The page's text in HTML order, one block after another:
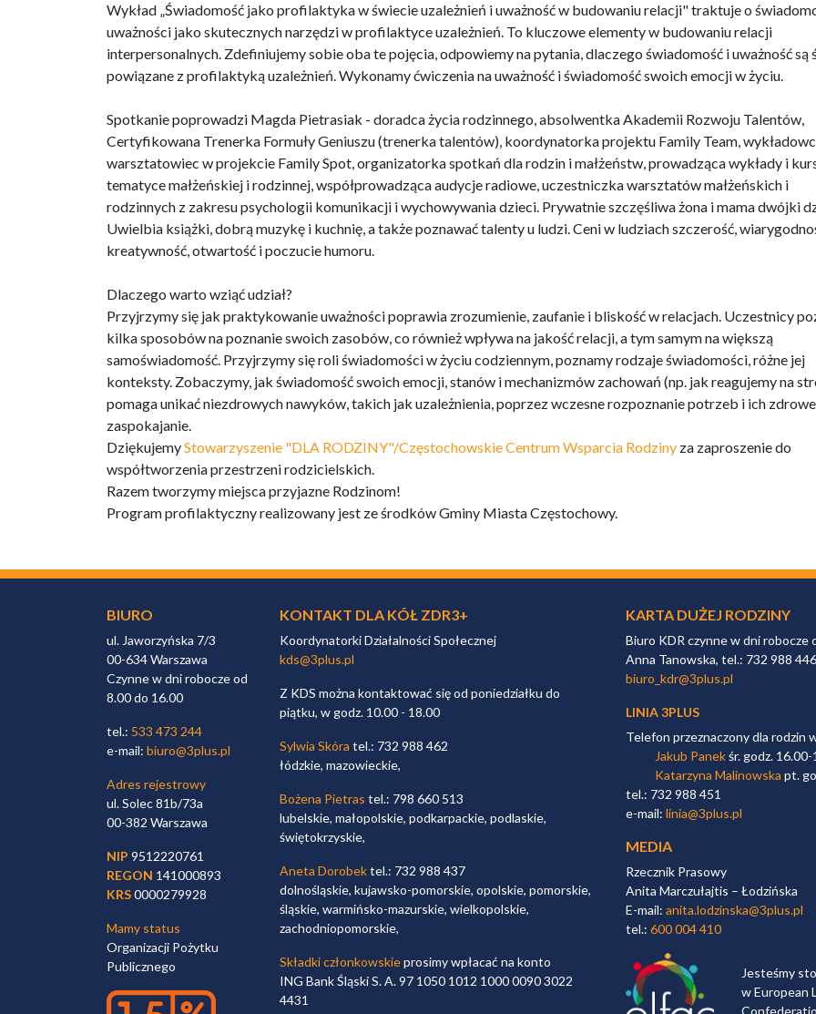
Wykład „Świadomość jako profilaktyka w świecie uzależnień i uważność w budowaniu relacji" traktuje o
uważności jako skutecznych narzędzi w profilaktyce uzależnień. To kluczowe elementy w budowaniu relacji
interpersonalnych. Zdefiniujemy sobie oba te pojęcia, odpowiemy na pytania, dlaczego świadomość i uważność są
powiązane z profilaktyką uzależnień. Wykonamy ćwiczenia na uważność i świadomość swoich emocji w życiu.
Spotkanie poprowadzi Magda Pietrasiak - doradca życia rodzinnego, absolwentka Akademii Rozwoju Talentów,
Certyfikowana Trenerka Formuły Geniuszu (trenerka talentów), koordynatorka projektu Family Team,
warsztatowiec w projekcie Family Spot, organizatorka spotkań dla rodzin i małżeństw, prowadząca wykłady i
tematyce małżeńskiej i rodzinnej, współprowadząca audycje radiowe, uczestniczka warsztatów małżeńskich i
rodzinnych z zakresu psychologii komunikacji i wychowywania dzieci. Prywatnie szczęśliwa żona i mama dwójki
Uwielbia książki, dobrą muzykę i kuchnię, a także poznawać talenty u ludzi. Ceni w ludziach szczerość,
kreatywność, otwartość i poczucie humoru.
Dlaczego warto wziąć udział?
Przyjrzymy się jak praktykowanie uważności poprawia zrozumienie, zaufanie i bliskość w relacjach. Uczestnicy
kilka sposobów na poznanie swoich zasobów, co również wpływa na jakość relacji, a tym samym na większą
samoświadomość. Przyjrzymy się roli świadomości w życiu codziennym, poznamy rodzaje świadomości, różne jej
konteksty. Zobaczymy, jak świadomość swoich emocji, stanów i mechanizmów zachowań (np. jak reagujemy na
pomaga unikać niezdrowych nawyków, takich jak uzależnienia, poprzez wczesne rozpoznanie potrzeb i ich zdrowe
zaspokajanie.
DziękujemyStowarzyszenie "DLA RODZINY"/Częstochowskie Centrum Wsparcia Rodziny za zaproszenie do
współtworzenia przestrzeni rodzicielskich.
Razem tworzymy miejsca przyjazne Rodzinom!
Program profilaktyczny realizowany jest ze środków Gminy Miasta Częstochowy.
BIURO
ul. Jaworzyńska 7/3
00-634 Warszawa
Czynne w dni robocze od
8.00 do 16.00
tel.: 533 473 244
e-mail: biuro@3plus.pl
Adres rejestrowy
ul. Solec 81b/73a
00-382 Warszawa
NIP 9512220761
REGON 141000893
KRS0000279928
Mamy status
Organizacji Pożytku
Publicznego
KONTAKT DLA KÓŁ ZDR3+
Koordynatorki Działalności Społecznej
kds@3plus.pl
Z KDS można kontaktować się od poniedziałku do
piątku, w godz. 10.00 - 18.00
Sylwia Skóra tel.: 732 988 462
łódzkie, mazowieckie,
Bożena Pietras tel.: 798 660 513
lubelskie, małopolskie, podkarpackie, podlaskie,
świętokrzyskie,
Aneta Dorobektel.: 732 988 437
dolnośląskie, kujawsko-pomorskie, opolskie, pomorskie,
śląskie, warmińsko-mazurskie, wielkopolskie,
zachodniopomorskie,
Składki członkowskieprosimy wpłacać na konto
ING Bank Śląski S. A. 97 1050 1012 1000 0090 3022
4431
KARTA DUŻEJ RODZINY
Biuro KDR czynne w dni robocze
Anna Tanowska, tel.: 732 988 446
biuro_kdr@3plus.pl
LINIA 3PLUS
Telefon przeznaczony dla rodzin
Jakub Panekśr. godz. 16.00-
Katarzyna Malinowska pt.
tel.: 732 988 451
e-mail: linia@3plus.pl
MEDIA
Rzecznik Prasowy
Anita Marczułajtis – Łodzińska
E-mail: anita.lodzinska@3plus.pl
tel.: 600 004 410
Jesteśmy
w European